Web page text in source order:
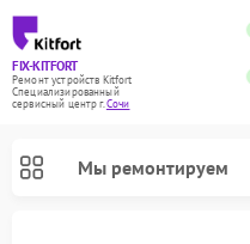
FIX-KITFORT
Ремонт устройств Kitfort
Специализированный
cервисный центр г.Сочи
Мы ремонтируем